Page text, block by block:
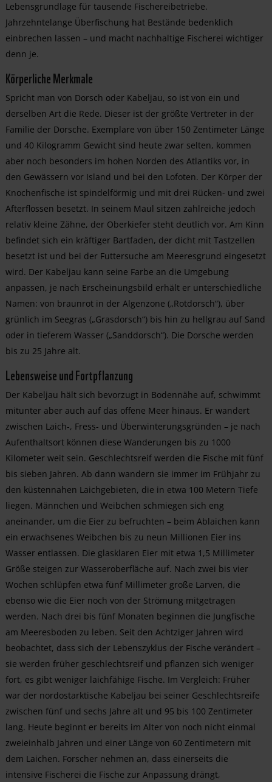
Lebensgrundlage für tausende Fischereibetriebe.
Jahrzehntelange Überfischung hat Bestände bedenklich
einbrechen lassen – und macht nachhaltige Fischerei wichtiger
denn je.
Körperliche Merkmale
Spricht man von Dorsch oder Kabeljau, so ist von ein und
derselben Art die Rede. Dieser ist der größte Vertreter in der
Familie der Dorsche. Exemplare von über 150 Zentimeter Länge
und 40 Kilogramm Gewicht sind heute zwar selten, kommen
aber noch besonders im hohen Norden des Atlantiks vor, in
den Gewässern vor Island und bei den Lofoten. Der Körper der
Knochenfische ist spindelförmig und mit drei Rücken- und zwei
Afterflossen besetzt. In seinem Maul sitzen zahlreiche jedoch
relativ kleine Zähne, der Oberkiefer steht deutlich vor. Am Kinn
befindet sich ein kräftiger Bartfaden, der dicht mit Tastzellen
besetzt ist und bei der Futtersuche am Meeresgrund eingesetzt
wird. Der Kabeljau kann seine Farbe an die Umgebung
anpassen, je nach Erscheinungsbild erhält er unterschiedliche
Namen: von braunrot in der Algenzone („Rotdorsch“), über
grünlich im Seegras („Grasdorsch“) bis hin zu hellgrau auf Sand
oder in tieferem Wasser („Sanddorsch“). Die Dorsche werden
bis zu 25 Jahre alt.
Lebensweise und Fortpflanzung
Der Kabeljau hält sich bevorzugt in Bodennähe auf, schwimmt
mitunter aber auch auf das offene Meer hinaus. Er wandert
zwischen Laich-, Fress- und Überwinterungsgründen – je nach
Aufenthaltsort können diese Wanderungen bis zu 1000
Kilometer weit sein. Geschlechtsreif werden die Fische mit fünf
bis sieben Jahren. Ab dann wandern sie immer im Frühjahr zu
den küstennahen Laichgebieten, die in etwa 100 Metern Tiefe
liegen. Männchen und Weibchen schmiegen sich eng
aneinander, um die Eier zu befruchten – beim Ablaichen kann
ein erwachsenes Weibchen bis zu neun Millionen Eier ins
Wasser entlassen. Die glasklaren Eier mit etwa 1,5 Millimeter
Größe steigen zur Wasseroberfläche auf. Nach zwei bis vier
Wochen schlüpfen etwa fünf Millimeter große Larven, die
ebenso wie die Eier noch von der Strömung mitgetragen
werden. Nach drei bis fünf Monaten beginnen die Jungfische
am Meeresboden zu leben. Seit den Achtziger Jahren wird
beobachtet, dass sich der Lebenszyklus der Fische verändert –
sie werden früher geschlechtsreif und pflanzen sich weniger
fort, es gibt weniger laichfähige Fische. Im Vergleich: Früher
war der nordostarktische Kabeljau bei seiner Geschlechtsreife
zwischen fünf und sechs Jahre alt und 95 bis 100 Zentimeter
lang. Heute beginnt er bereits im Alter von noch nicht einmal
zweieinhalb Jahren und einer Länge von 60 Zentimetern mit
dem Laichen. Forscher nehmen an, dass einerseits die
intensive Fischerei die Fische zur Anpassung drängt,